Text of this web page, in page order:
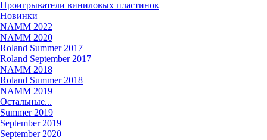
Проигрыватели виниловых пластинок
Новинки
NAMM 2022
NAMM 2020
Roland Summer 2017
Roland September 2017
NAMM 2018
Roland Summer 2018
NAMM 2019
Остальные...
Summer 2019
September 2019
September 2020